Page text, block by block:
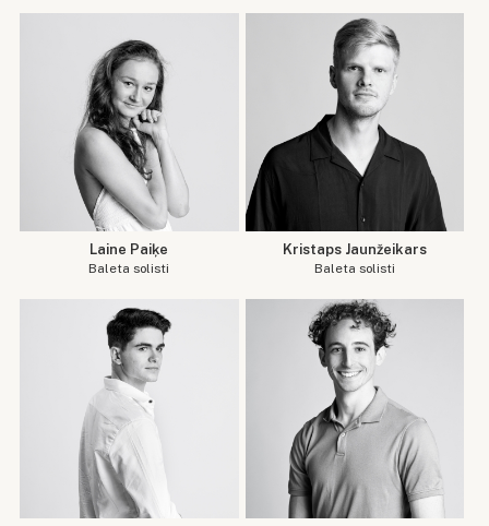
Laine Paiķe
Baleta solisti
Kristaps Jaunžeikars
Baleta solisti